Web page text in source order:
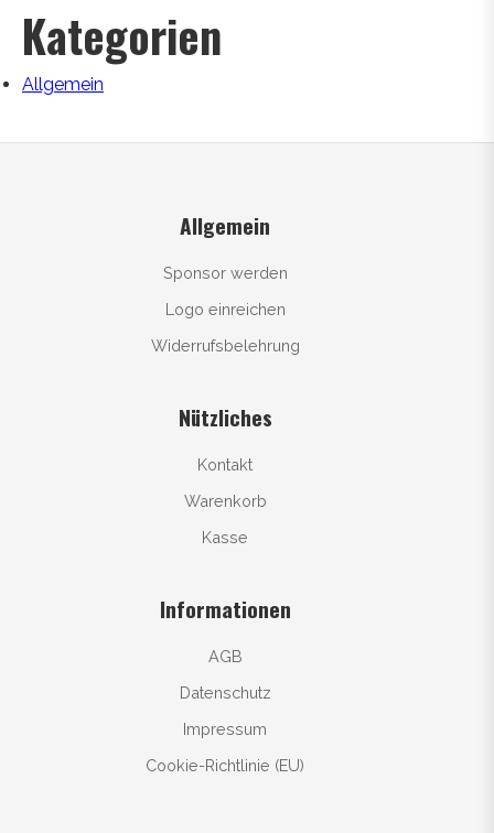
Kategorien
Allgemein
Allgemein
Sponsor werden
Logo einreichen
Widerrufsbelehrung
Nützliches
Kontakt
Warenkorb
Kasse
Informationen
AGB
Datenschutz
Impressum
Cookie-Richtlinie (EU)